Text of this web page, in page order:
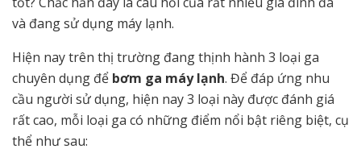
và đang sử dụng máy lạnh.
Hiện nay trên thị trường đang thịnh hành 3 loại ga
chuyên dụng để bơm ga máy lạnh. Để đáp ứng nhu
cầu người sử dụng, hiện nay 3 loại này được đánh giá
rất cao, mỗi loại ga có những điểm nổi bật riêng biệt, cụ
thể như sau: